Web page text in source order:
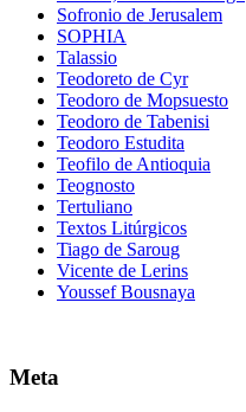
Sofronio de Jerusalem
SOPHIA
Talassio
Teodoreto de Cyr
Teodoro de Mopsuesto
Teodoro de Tabenisi
Teodoro Estudita
Teofilo de Antioquia
Teognosto
Tertuliano
Textos Litúrgicos
Tiago de Saroug
Vicente de Lerins
Youssef Bousnaya
Meta